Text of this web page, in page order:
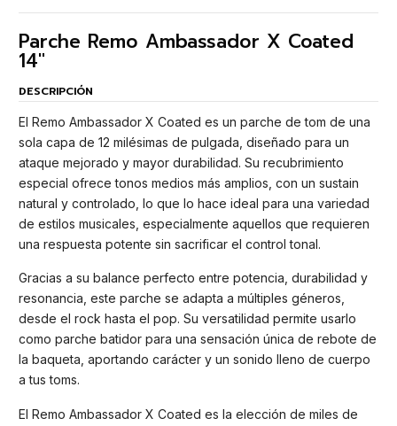
Parche Remo Ambassador X Coated
14"
DESCRIPCIÓN
El Remo Ambassador X Coated es un parche de tom de una
sola capa de 12 milésimas de pulgada, diseñado para un
ataque mejorado y mayor durabilidad. Su recubrimiento
especial ofrece tonos medios más amplios, con un sustain
natural y controlado, lo que lo hace ideal para una variedad
de estilos musicales, especialmente aquellos que requieren
una respuesta potente sin sacrificar el control tonal.
Gracias a su balance perfecto entre potencia, durabilidad y
resonancia, este parche se adapta a múltiples géneros,
desde el rock hasta el pop. Su versatilidad permite usarlo
como parche batidor para una sensación única de rebote de
la baqueta, aportando carácter y un sonido lleno de cuerpo
a tus toms.
El Remo Ambassador X Coated es la elección de miles de